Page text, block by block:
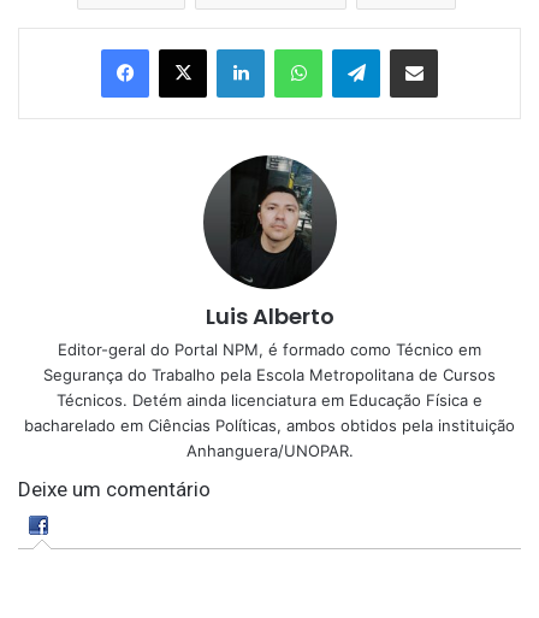
Telegram
Luis Alberto
Editor-geral do Portal NPM, é formado como Técnico em
Segurança do Trabalho pela Escola Metropolitana de Cursos
Técnicos. Detém ainda licenciatura em Educação Física e
bacharelado em Ciências Políticas, ambos obtidos pela instituição
Anhanguera/UNOPAR.
Deixe um comentário